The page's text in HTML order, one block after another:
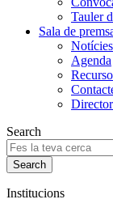
Tauler
Sala de
Notícies
Agenda
Search
Institucions